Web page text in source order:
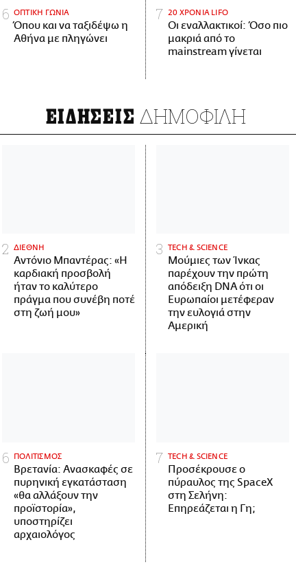
ΟΠΤΙΚΗ ΓΩΝΙΑ
Όπου και να ταξιδέψω η
Αθήνα με πληγώνει
20 ΧΡΟΝΙΑ LIFO
Οι εναλλακτικοί: Όσο πιο
μακριά από το
mainstream γίνεται
ΕΙΔΗΣΕΙΣ ΔΗΜΟΦΙΛΗ
ΔΙΕΘΝΗ
Αντόνιο Μπαντέρας: «Η
καρδιακή προσβολή
ήταν το καλύτερο
πράγμα που συνέβη ποτέ
στη ζωή μου»
ΤECH & SCIENCE
Μούμιες των Ίνκας
παρέχουν την πρώτη
απόδειξη DNA ότι οι
Ευρωπαίοι μετέφεραν
την ευλογιά στην
Αμερική
ΠΟΛΙΤΙΣΜΟΣ
Βρετανία: Ανασκαφές σε
πυρηνική εγκατάσταση
«θα αλλάξουν την
προϊστορία»,
υποστηρίζει
αρχαιολόγος
ΤECH & SCIENCE
Προσέκρουσε ο
πύραυλος της SpaceX
στη Σελήνη:
Επηρεάζεται η Γη;